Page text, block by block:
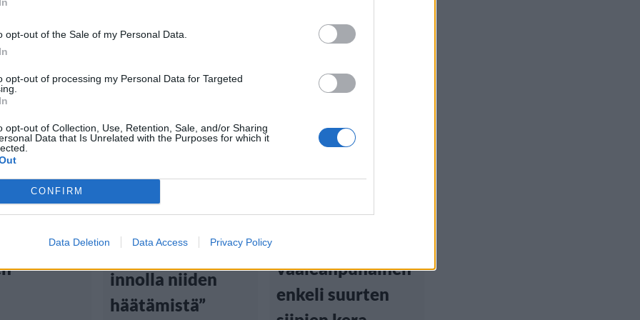
opt-out of the Sale of my Personal Data.
opt-out of processing my Personal Data for Targeted
opt-out of Collection, Use, Retention, Sale, and/or Sharing
Data that Is Unrelated with the Purposes for which it
CONFIRM
Data Deletion Data Access Privacy Policy
–
Viihdeuutiset
Gigi Hadidin New
rottia: ”Odotan
innolla niiden
häätämistä”
Viihdeuutiset
muotinäytöksen
vaaleanpunainen
enkeli suurten